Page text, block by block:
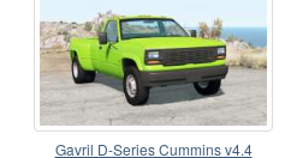
Gavril D-Series Cummins v4.4